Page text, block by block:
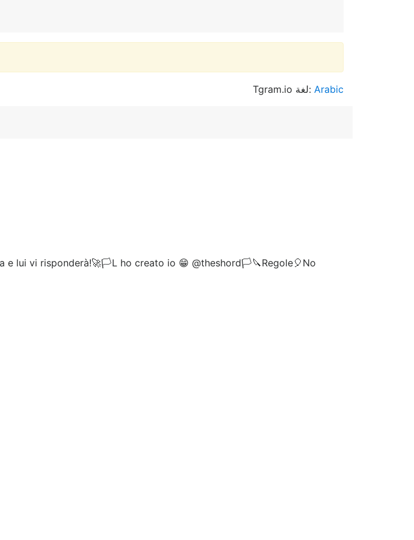
Tgram.io لغة: Arabic
e lui vi risponderà!🚀🏳L ho creato io 😁 @theshord🏳🔪Regole🎈No